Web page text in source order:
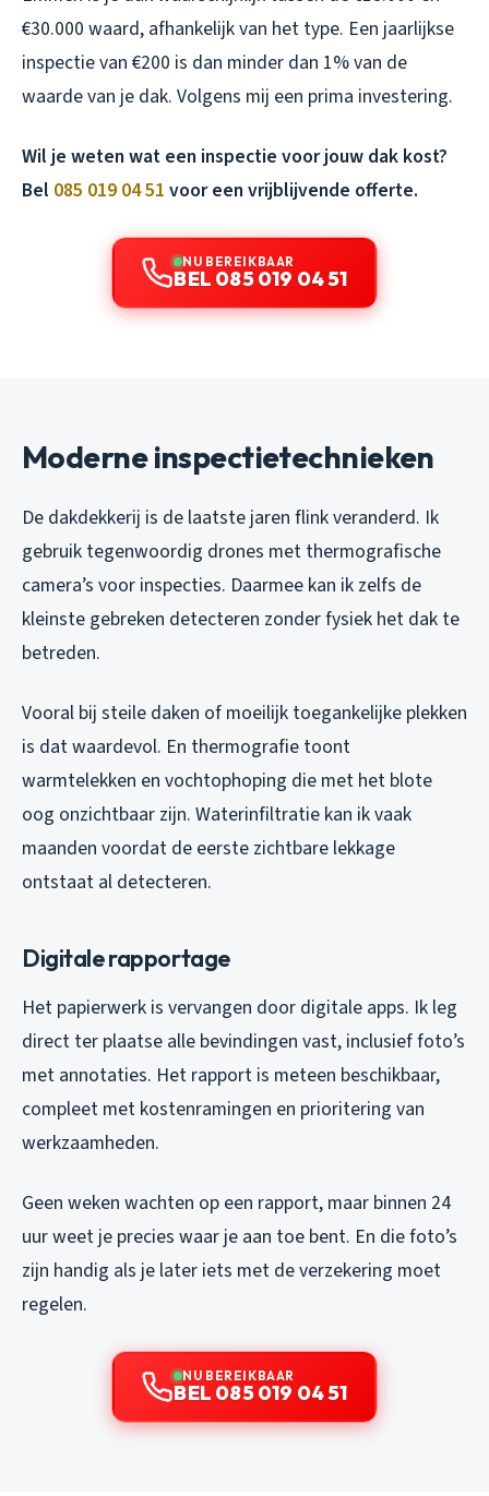
€30.000 waard, afhankelijk van het type. Een jaarlijkse
inspectie van €200 is dan minder dan 1% van de
waarde van je dak. Volgens mij een prima investering.
Wil je weten wat een inspectie voor jouw dak kost?
Bel 085 019 04 51 voor een vrijblijvende offerte.
NU BEREIKBAAR
BEL 085 019 04 51
Moderne inspectietechnieken
De dakdekkerij is de laatste jaren flink veranderd. Ik
gebruik tegenwoordig drones met thermografische
camera’s voor inspecties. Daarmee kan ik zelfs de
kleinste gebreken detecteren zonder fysiek het dak te
betreden.
Vooral bij steile daken of moeilijk toegankelijke plekken
is dat waardevol. En thermografie toont
warmtelekken en vochtophoping die met het blote
oog onzichtbaar zijn. Waterinfiltratie kan ik vaak
maanden voordat de eerste zichtbare lekkage
ontstaat al detecteren.
Digitale rapportage
Het papierwerk is vervangen door digitale apps. Ik leg
direct ter plaatse alle bevindingen vast, inclusief foto’s
met annotaties. Het rapport is meteen beschikbaar,
compleet met kostenramingen en prioritering van
werkzaamheden.
Geen weken wachten op een rapport, maar binnen 24
uur weet je precies waar je aan toe bent. En die foto’s
zijn handig als je later iets met de verzekering moet
regelen.
NU BEREIKBAAR
BEL 085 019 04 51